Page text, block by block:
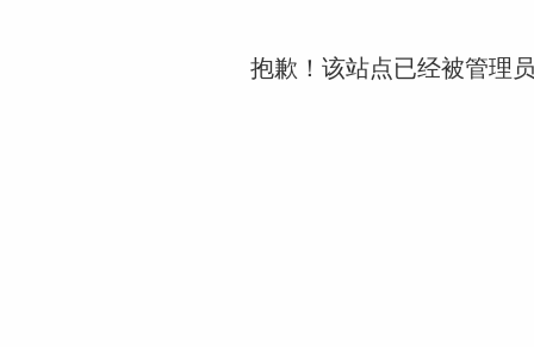
抱歉！该站点已经被管理